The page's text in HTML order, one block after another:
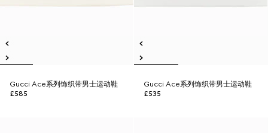
Gucci Ace系列饰织带男士运动鞋
£585
Gucci Ace系列饰织带男士运动鞋
£535